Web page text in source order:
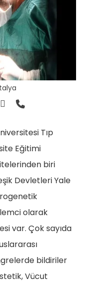
Tıp
Eğitimi
biri
Devletleri Yale
olarak
var. Çok sayıda
bildiriler
Vücut